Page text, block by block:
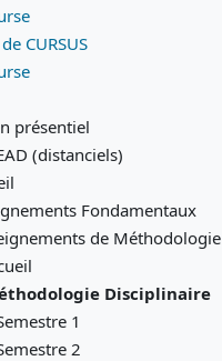
CURSUS
présentiel
(distanciels)
Fondamentaux
de Méthodologie
Disciplinaire
1
2